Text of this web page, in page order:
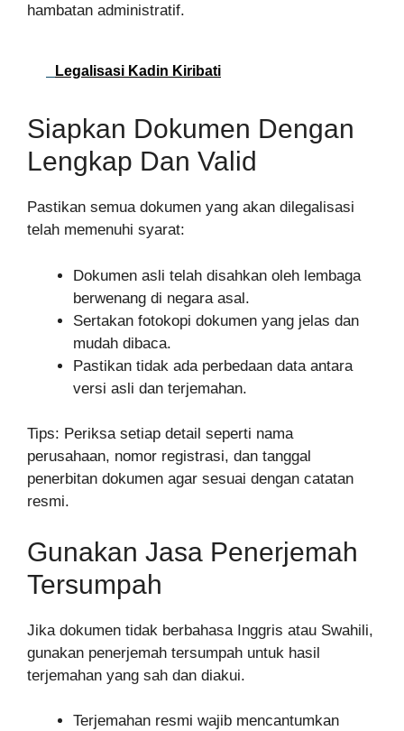
hambatan administratif.
Legalisasi Kadin Kiribati
Siapkan Dokumen Dengan
Lengkap Dan Valid
Pastikan semua dokumen yang akan dilegalisasi
telah memenuhi syarat:
Dokumen asli telah disahkan oleh lembaga
berwenang di negara asal.
Sertakan fotokopi dokumen yang jelas dan
mudah dibaca.
Pastikan tidak ada perbedaan data antara
versi asli dan terjemahan.
Tips: Periksa setiap detail seperti nama
perusahaan, nomor registrasi, dan tanggal
penerbitan dokumen agar sesuai dengan catatan
resmi.
Gunakan Jasa Penerjemah
Tersumpah
Jika dokumen tidak berbahasa Inggris atau Swahili,
gunakan penerjemah tersumpah untuk hasil
terjemahan yang sah dan diakui.
Terjemahan resmi wajib mencantumkan